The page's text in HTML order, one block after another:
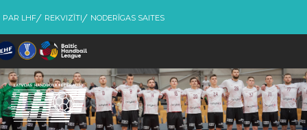
PAR LHF REKVIZĪTI NODERĪGAS SAITES